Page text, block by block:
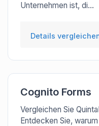
Unternehmen ist, di...
Details
Cognito Forms
Vergleichen Sie
Entdecken Sie,